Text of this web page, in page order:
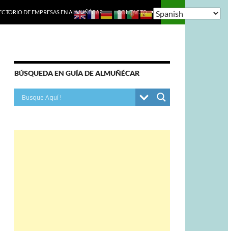
DE EMPRESAS EN ALMUÑÉCAR. CONTACTO
BÚSQUEDA EN GUÍA DE ALMUÑÉCAR